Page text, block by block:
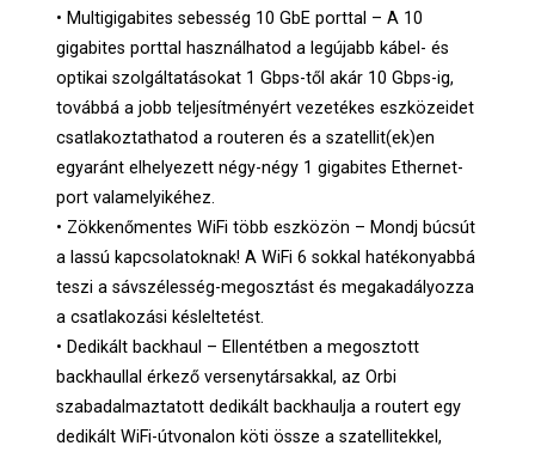
• Multigigabites sebesség 10 GbE porttal – A 10
gigabites porttal használhatod a legújabb kábel- és
optikai szolgáltatásokat 1 Gbps-től akár 10 Gbps-ig,
továbbá a jobb teljesítményért vezetékes eszközeidet
csatlakoztathatod a routeren és a szatellit(ek)en
egyaránt elhelyezett négy-négy 1 gigabites Ethernet-
port valamelyikéhez.
• Zökkenőmentes WiFi több eszközön – Mondj búcsút
a lassú kapcsolatoknak! A WiFi 6 sokkal hatékonyabbá
teszi a sávszélesség-megosztást és megakadályozza
a csatlakozási késleltetést.
• Dedikált backhaul – Ellentétben a megosztott
backhaullal érkező versenytársakkal, az Orbi
szabadalmaztatott dedikált backhaulja a routert egy
dedikált WiFi-útvonalon köti össze a szatellitekkel,